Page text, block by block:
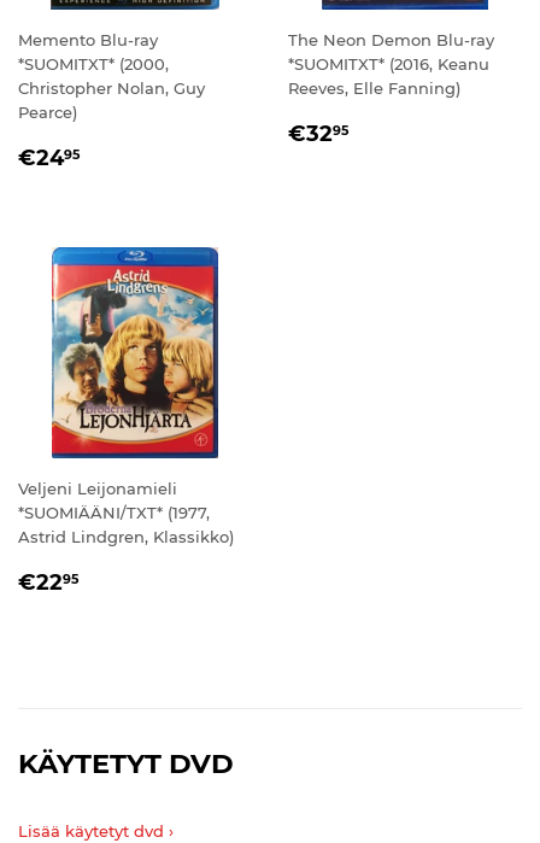
Memento Blu-ray
*SUOMITXT* (2000,
Christopher Nolan, Guy
Pearce)
NORMAALIHINTA
€2495
The Neon Demon Blu-ray
*SUOMITXT* (2016, Keanu
Reeves, Elle Fanning)
NORMAALIHINTA
€3295
Veljeni Leijonamieli
*SUOMIÄÄNI/TXT* (1977,
Astrid Lindgren, Klassikko)
NORMAALIHINTA
€2295
KÄYTETYT DVD
Lisää käytetyt dvd ›